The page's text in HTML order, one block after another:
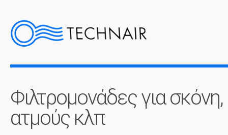
Φιλτρομονάδες για
ατμούς κλπ